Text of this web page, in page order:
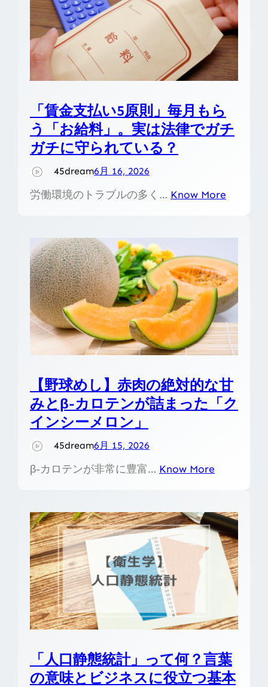
「賃金支払い5原則」毎月もら
う「お給料」。実は法律でガチ
ガチに守られている？
45dream6月 16, 2026
労働環境のトラブルの多く… Know More
【野球めし】赤肉の絶対的な甘
みとβ-カロテンが詰まった「ク
インシーメロン」
45dream6月 15, 2026
β-カロテンが非常に豊富… Know More
「人口静態統計」って何？言葉
の意味とビジネスに役立つ基本